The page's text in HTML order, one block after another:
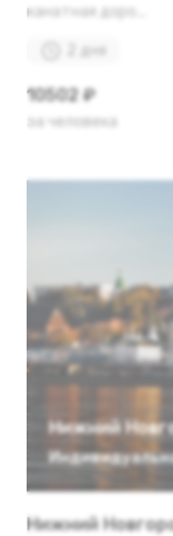
канатная доро...
2 дня
10502 ₽
за человека
Нижний
Нижний